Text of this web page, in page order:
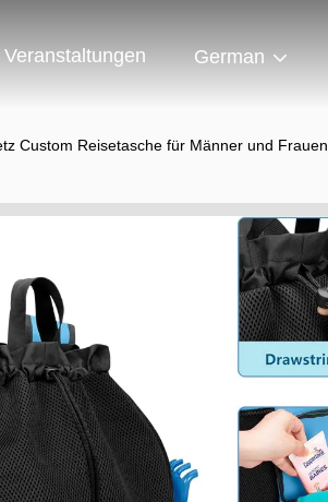
Veranstaltungen German
Custom Reisetasche für Männer und Frauen